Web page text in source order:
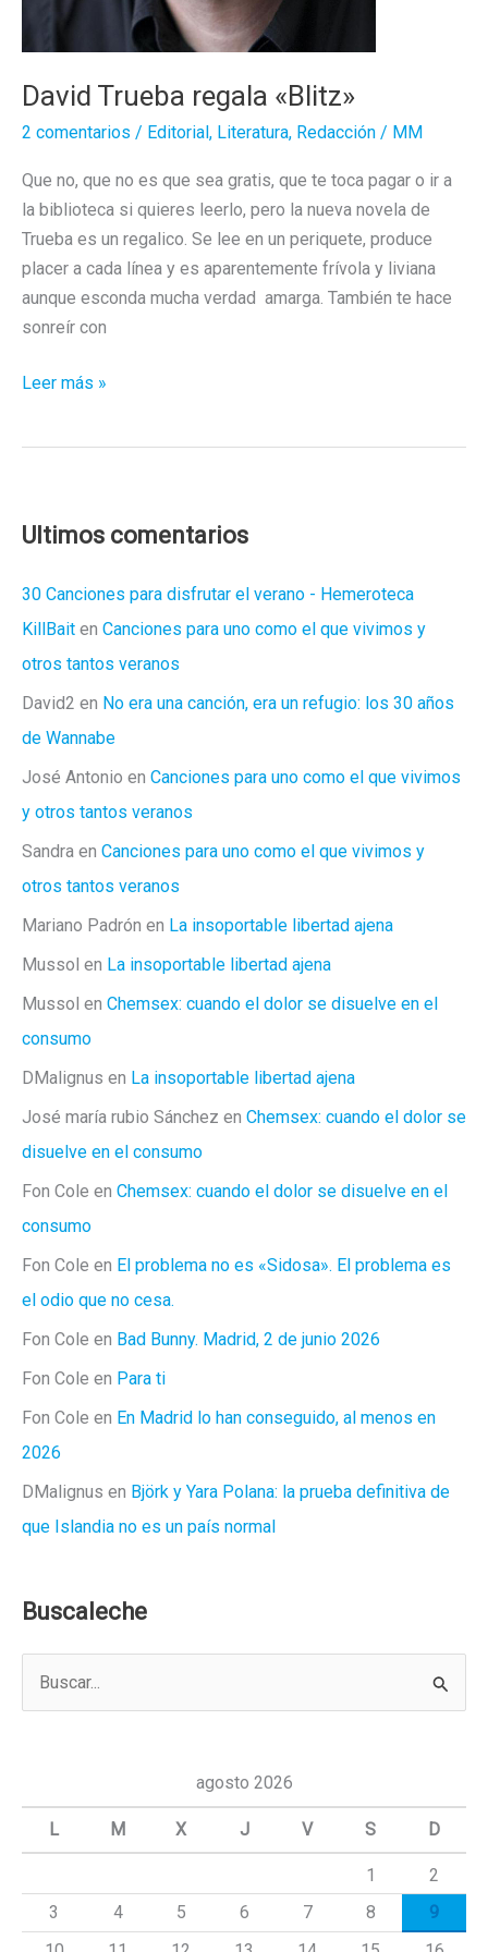
David Trueba regala «Blitz»
2 comentarios / Editorial, Literatura, Redacción / MM
Que no, que no es que sea gratis, que te toca pagar o ir a
la biblioteca si quieres leerlo, pero la nueva novela de
Trueba es un regalico. Se lee en un periquete, produce
placer a cada línea y es aparentemente frívola y liviana
aunque esconda mucha verdad amarga. También te hace
sonreír con
David
Leer más »
Ultimos comentarios
30 Canciones para disfrutar el verano - Hemeroteca
KillBait en Canciones para uno como el que vivimos y
otros tantos veranos
David2 en No era una canción, era un refugio: los 30 años
de Wannabe
José Antonio en Canciones para uno como el que vivimos
y otros tantos veranos
Sandra en Canciones para uno como el que vivimos y
otros tantos veranos
Mariano Padrón en La insoportable libertad ajena
Mussol en La insoportable libertad ajena
Mussol en Chemsex: cuando el dolor se disuelve en el
consumo
DMalignus en La insoportable libertad ajena
José maría rubio Sánchez en Chemsex: cuando el dolor se
disuelve en el consumo
Fon Cole en Chemsex: cuando el dolor se disuelve en el
consumo
Fon Cole en El problema no es «Sidosa». El problema es
el odio que no cesa.
Fon Cole en Bad Bunny. Madrid, 2 de junio 2026
Fon Cole en Para ti
Fon Cole en En Madrid lo han conseguido, al menos en
2026
DMalignus en Björk y Yara Polana: la prueba definitiva de
que Islandia no es un país normal
Buscaleche
a
agosto 2026
L M X J V S D
1
2
3
4 5 6 7 8
9